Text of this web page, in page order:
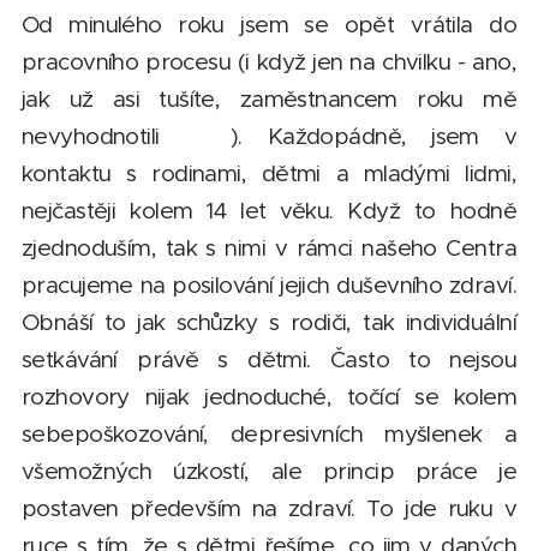
Od minulého roku jsem se opět vrátila do
pracovního procesu (i když jen na chvilku - ano,
jak už asi tušíte, zaměstnancem roku mě
nevyhodnotili 😊). Každopádně, jsem v
kontaktu s rodinami, dětmi a mladými lidmi,
nejčastěji kolem 14 let věku. Když to hodně
zjednoduším, tak s nimi v rámci našeho Centra
pracujeme na posilování jejich duševního zdraví.
Obnáší to jak schůzky s rodiči, tak individuální
setkávání právě s dětmi. Často to nejsou
rozhovory nijak jednoduché, točící se kolem
sebepoškozování, depresivních myšlenek a
všemožných úzkostí, ale princip práce je
postaven především na zdraví. To jde ruku v